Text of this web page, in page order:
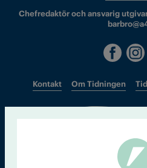
Chefredaktör och ansvarig
Kontakt Om Tidningen